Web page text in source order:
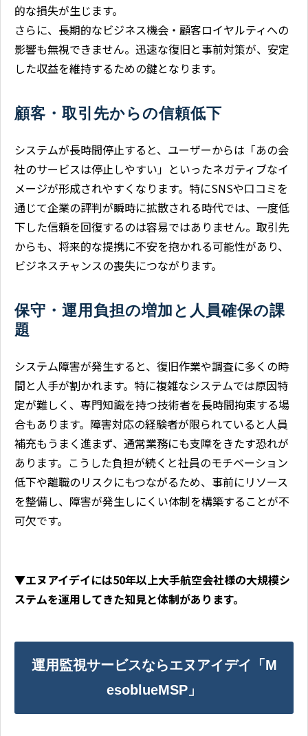
的な損失が生じます。
さらに、長期的なビジネス機会・顧客ロイヤルティへの
影響も無視できません。迅速な復旧と事前対策が、安定
した収益を維持するための鍵となります。
顧客・取引先からの信頼低下
システムが長時間停止すると、ユーザーからは「あの会
社のサービスは停止しやすい」といったネガティブなイ
メージが形成されやすくなります。特にSNSや口コミを
通じて企業の評判が瞬時に拡散される時代では、一度低
下した信頼を回復するのは容易ではありません。取引先
からも、将来的な提携に不安を抱かれる可能性があり、
ビジネスチャンスの喪失につながります。
保守・運用負担の増加と人員確保の課
題
システム障害が発生すると、復旧作業や調査に多くの時
間と人手が割かれます。特に複雑なシステムでは原因特
定が難しく、専門知識を持つ技術者を長時間拘束する場
合もあります。障害対応の経験者が限られていると人員
補充もうまく進まず、通常業務にも支障をきたす恐れが
あります。こうした負担が続くと社員のモチベーション
低下や離職のリスクにもつながるため、事前にリソース
を整備し、障害が発生しにくい体制を構築することが不
可欠です。
▼エヌアイデイには50年以上大手航空会社様の大規模シ
ステムを運用してきた知見と体制があります。
運用監視サービスならエヌアイデイ「M
esoblueMSP」